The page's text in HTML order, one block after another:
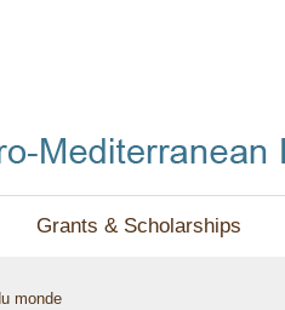
Grants & Scholarships
monde